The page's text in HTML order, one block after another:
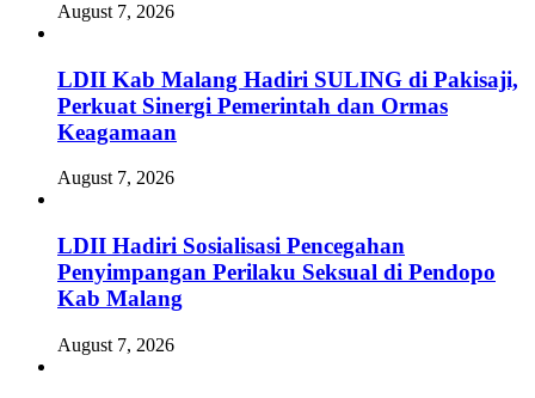
August 7, 2026
LDII Kab Malang Hadiri SULING di Pakisaji,
Perkuat Sinergi Pemerintah dan Ormas
Keagamaan
August 7, 2026
LDII Hadiri Sosialisasi Pencegahan
Penyimpangan Perilaku Seksual di Pendopo
Kab Malang
August 7, 2026